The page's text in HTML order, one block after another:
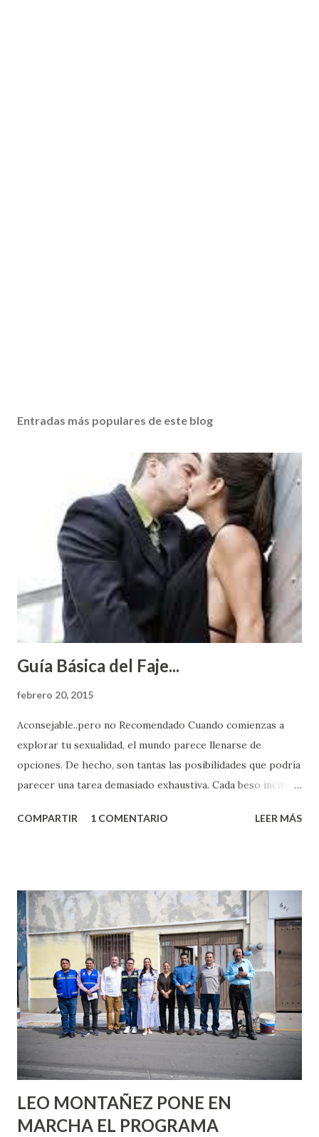
Entradas más populares de este blog
Guía Básica del Faje...
febrero 20, 2015
Aconsejable..pero no Recomendado Cuando comienzas a
explorar tu sexualidad, el mundo parece llenarse de
opciones. De hecho, son tantas las posibilidades que podría
parecer una tarea demasiado exhaustiva. Cada beso incita
partes de ti que jamás hubieras imaginado. El problema es
conoces ni la mitad de lo que deberías saber. Pero incluso
quienes ya han tenido relaciones sexuales no son expertos
o expertas en el tema. Siempre hay algo nuevo que
aprender y nuevas experiencias que conocer. Si eres una
chica y aún no has tenido relaciones sexuales, tal vez
pienses que el sexo será increíble y no puedas esperar para
experimentarlo, pero como cualquier persona con
experiencia te dirá, siempre es mejor cuando ambas partes
son suficientemen...
COMPARTIR 1 COMENTARIO LEER MÁS
LEO MONTAÑEZ PONE EN
MARCHA EL PROGRAMA